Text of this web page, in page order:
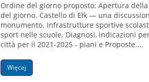
Ordine del giorno proposto: Apertura
del giorno. Castello di Ełk — una
monumento. Infrastrutture sportive
sport nelle scuole. Diagnosi, indicazioni
città per il 2021-2025 - piani e Proposte....
Więcej